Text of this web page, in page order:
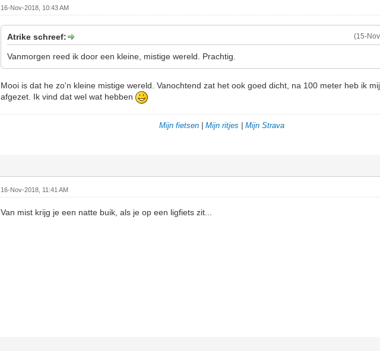
16-Nov-2018, 10:43 AM
(15-
Atrike schreef:
Vanmorgen reed ik door een kleine, mistige wereld. Prachtig.
Mooi is dat he zo'n kleine mistige wereld. Vanochtend zat het ook goed dicht, na 100 meter heb ik
afgezet. Ik vind dat wel wat hebben
Mijn fietsen| Mijn ritjes | Mijn Strava
16-Nov-2018, 11:41 AM
Van mist krijg je een natte buik, als je op een ligfiets zit...